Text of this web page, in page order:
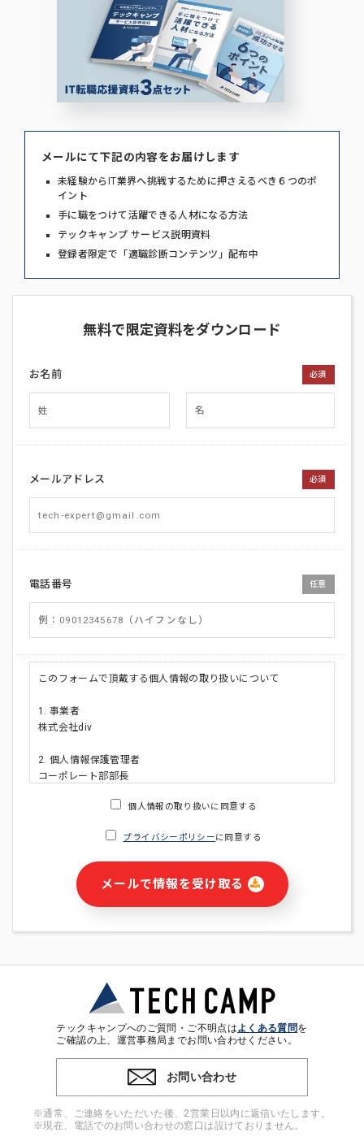
メールにて下記の内容をお届けします
未経験からIT業界へ挑戦するために押さえるべき６つのポ
イント
手に職をつけて活躍できる人材になる方法
テックキャンプ サービス説明資料
登録者限定で「適職診断コンテンツ」配布中
無料で限定資料をダウンロード
お名前 必須
メールアドレス 必須
電話番号 任意
このフォームで頂戴する個人情報の取り扱いについて
1. 事業者
株式会社div
2. 個人情報保護管理者
コーポレート部部長
・ご請求された資料の送付のため
・本サービス及び本サービスに関連する情報(当社及び第三者の
サービス又は商品等の広告配信・宣伝を含みますが、それらに
・個人(法人の場合は担当者)を識別できない形式に加工した統
計情報の作成および利用
※上記の利用目的に基づいた本人への連絡及び配信について
4. 個人情報の第三者提供
ンをとるために、氏名等の一部の情報をサービス内で使用する
チャットツールで発信することにより、本サービスの他の利用
個人情報の取り扱いに同意する
プライバシーポリシーに同意する
メールで情報を受け取る
テックキャンプへのご質問・ご不明点はよくある質問を
ご確認の上、運営事務局までお問い合わせください。
お問い合わせ
※通常、ご連絡をいただいた後、2営業日以内に返信いたします。
※現在、電話でのお問い合わせの窓口は設けておりません。